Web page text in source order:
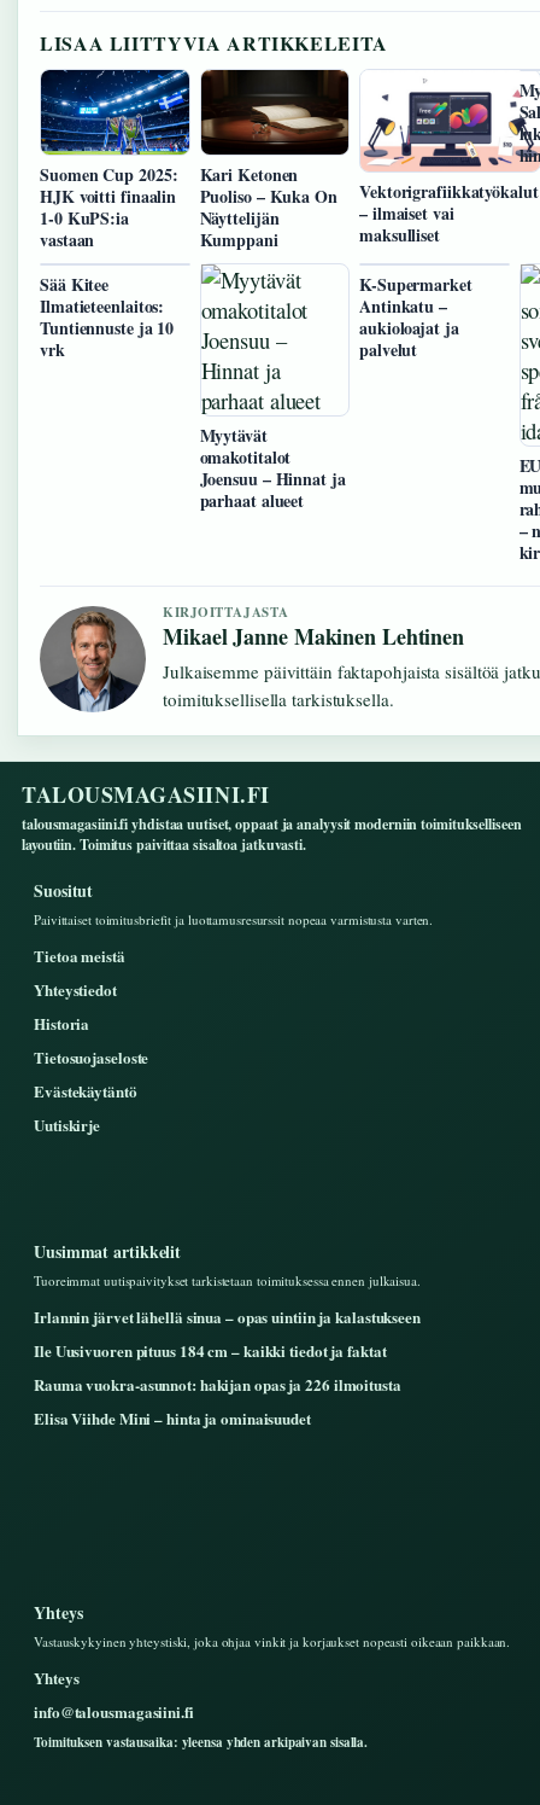
LISAA LIITTYVIA ARTIKKELEITA
Suomen Cup 2025:
HJK voitti finaalin
1-0 KuPS:ia
vastaan
Kari Ketonen
Puoliso – Kuka On
Näyttelijän
Kumppani
Vektorigrafiikkatyökalut
– ilmaiset vai
maksulliset
Sää Kitee
Ilmatieteenlaitos:
Tuntiennuste ja 10
vrk
Myytävät
omakotitalot
Joensuu – Hinnat ja
parhaat alueet
K-Supermarket
Antinkatu –
aukioloajat ja
palvelut
–
KIRJOITTAJASTA
Mikael Janne Makinen Lehtinen
Julkaisemme päivittäin faktapohjaista sisältöä
toimituksellisella tarkistuksella.
TALOUSMAGASIINI.FI
talousmagasiini.fi yhdistaa uutiset, oppaat ja analyysit moderniin toimitukselliseen
layoutiin. Toimitus paivittaa sisaltoa jatkuvasti.
Suositut
Paivittaiset toimitusbriefit ja luottamusresurssit nopeaa varmistusta varten.
Tietoa meistä
Yhteystiedot
Historia
Tietosuojaseloste
Evästekäytäntö
Uutiskirje
Uusimmat artikkelit
Tuoreimmat uutispaivitykset tarkistetaan toimituksessa ennen julkaisua.
Irlannin järvet lähellä sinua – opas uintiin ja kalastukseen
Ile Uusivuoren pituus 184 cm – kaikki tiedot ja faktat
Rauma vuokra-asunnot: hakijan opas ja 226 ilmoitusta
Elisa Viihde Mini – hinta ja ominaisuudet
Yhteys
Vastauskykyinen yhteystiski, joka ohjaa vinkit ja korjaukset nopeasti oikeaan paikkaan.
Yhteys
info@talousmagasiini.fi
Toimituksen vastausaika: yleensa yhden arkipaivan sisalla.